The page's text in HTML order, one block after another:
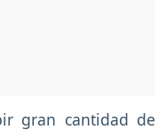
gran cantidad de